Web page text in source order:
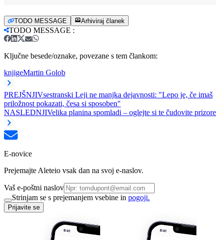
TODO MESSAGE Arhiviraj članek
TODO MESSAGE :
Ključne besede/oznake, povezane s tem člankom:
knjigeMartin Golob
PREJŠNJIVsestranski Leji ne manjka dejavnosti: "Lepo je, če imaš
priložnost pokazati, česa si sposoben"
NASLEDNJIVelika planina spomladi – oglejte si te čudovite prizore
E-novice
Prejemajte Aleteio vsak dan na svoj e-naslov.
Vaš e-poštni naslov
Strinjam se s prejemanjem vsebine in pogoji.
Prijavite se